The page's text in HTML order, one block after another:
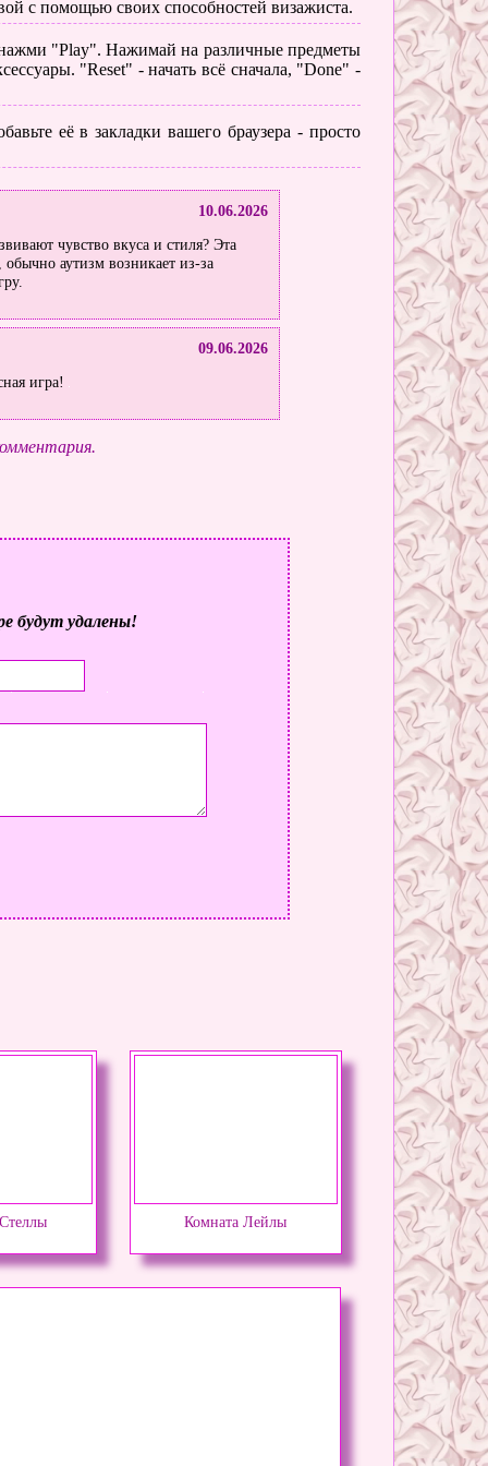
с помощью своих способностей визажиста.
"Play". Нажимай на различные предметы
"Reset" - начать всё сначала, "Done" -
её в закладки вашего браузера - просто
10.06.2026
чувство вкуса и стиля? Эта
обычно аутизм возникает из-за
09.06.2026
игра!
будут удалены!
Комната Лейлы